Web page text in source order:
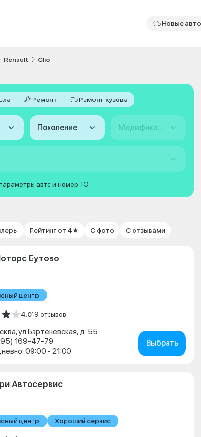
Новые авто
Renault Clio
Ремонт Ремонт кузова
Поколение Модификация
авто и номер ТО
Рейтинг от 4★ С фото С отзывами
Бутово
центр
4.019 отзывов
ул Бартеневская, д. 55
169-47-79
09:00 - 21:00
Выбрать
Автосервис
центр Хороший сервис